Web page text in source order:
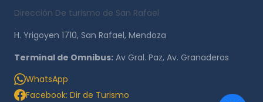
Dirección De turismo de San Rafael
H. Yrigoyen 1710, San Rafael, Mendoza
Terminal de Omnibus: Av Gral. Paz, Av. Granaderos
WhatsApp
Facebook: Dir de Turismo